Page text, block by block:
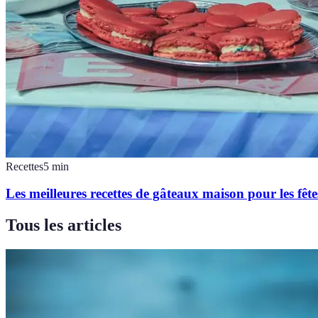
Recettes5 min
Les meilleures recettes de gâteaux maison pour les
Tous les articles